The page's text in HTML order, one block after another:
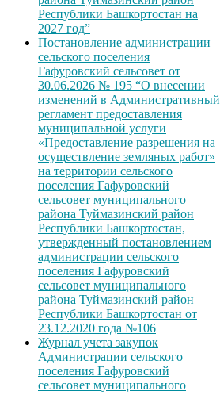
Республики Башкортостан на
2027 год”
Постановление администрации
сельского поселения
Гафуровский сельсовет от
30.06.2026 № 195 “О внесении
изменений в Административный
регламент предоставления
муниципальной услуги
«Предоставление разрешения на
осуществление земляных работ»
на территории сельского
поселения Гафуровский
сельсовет муниципального
района Туймазинский район
Республики Башкортостан,
утвержденный постановлением
администрации сельского
поселения Гафуровский
сельсовет муниципального
района Туймазинский район
Республики Башкортостан от
23.12.2020 года №106
Журнал учета закупок
Администрации сельского
поселения Гафуровский
сельсовет муниципального